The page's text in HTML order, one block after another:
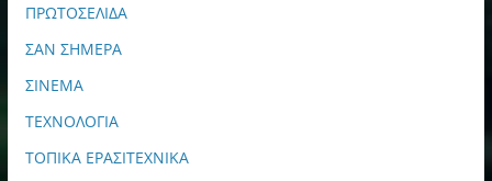
ΠΡΩΤΟΣΕΛΙΔΑ
ΣΑΝ ΣΗΜΕΡΑ
ΣΙΝΕΜΑ
ΤΕΧΝΟΛΟΓΙΑ
ΤΟΠΙΚΑ ΕΡΑΣΙΤΕΧΝΙΚΑ